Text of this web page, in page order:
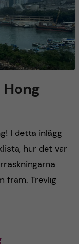
I detta inlägg
hur det var
fram. Trevlig